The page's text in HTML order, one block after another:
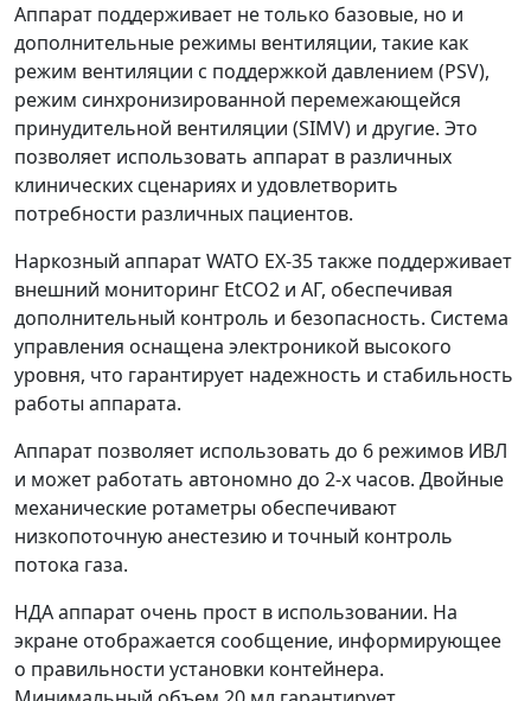
Аппарат поддерживает не только базовые, но и
дополнительные режимы вентиляции, такие как
режим вентиляции с поддержкой давлением (PSV),
режим синхронизированной перемежающейся
принудительной вентиляции (SIMV) и другие. Это
позволяет использовать аппарат в различных
клинических сценариях и удовлетворить
потребности различных пациентов.
Наркозный аппарат WATO EX-35 также поддерживает
внешний мониторинг EtCO2 и АГ, обеспечивая
дополнительный контроль и безопасность. Система
управления оснащена электроникой высокого
уровня, что гарантирует надежность и стабильность
работы аппарата.
Аппарат позволяет использовать до 6 режимов ИВЛ
и может работать автономно до 2-х часов. Двойные
механические ротаметры обеспечивают
низкопоточную анестезию и точный контроль
потока газа.
НДА аппарат очень прост в использовании. На
экране отображается сообщение, информирующее
о правильности установки контейнера.